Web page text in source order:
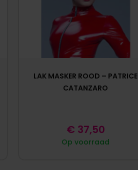
LAK MASKER ROOD – PATRICE
CATANZARO
Op voorraad
€ 37,50